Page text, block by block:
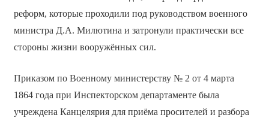
реформ, которые проходили под руководством военного
министра Д.А. Милютина и затронули практически все
стороны жизни вооружённых сил.
Приказом по Военному министерству № 2 от 4 марта
1864 года при Инспекторском департаменте была
учреждена Канцелярия для приёма просителей и разбора